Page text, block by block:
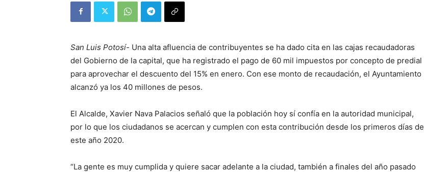
San Luis Potosí- Una alta afluencia de contribuyentes se ha dado cita en las cajas recaudadoras
del Gobierno de la capital, que ha registrado el pago de 60 mil impuestos por concepto de predial
para aprovechar el descuento del 15% en enero. Con ese monto de recaudación, el Ayuntamiento
alcanzó ya los 40 millones de pesos.
El Alcalde, Xavier Nava Palacios señaló que la población hoy sí confía en la autoridad municipal,
por lo que los ciudadanos se acercan y cumplen con esta contribución desde los primeros días de
este año 2020.
“La gente es muy cumplida y quiere sacar adelante a la ciudad, también a finales del año pasado